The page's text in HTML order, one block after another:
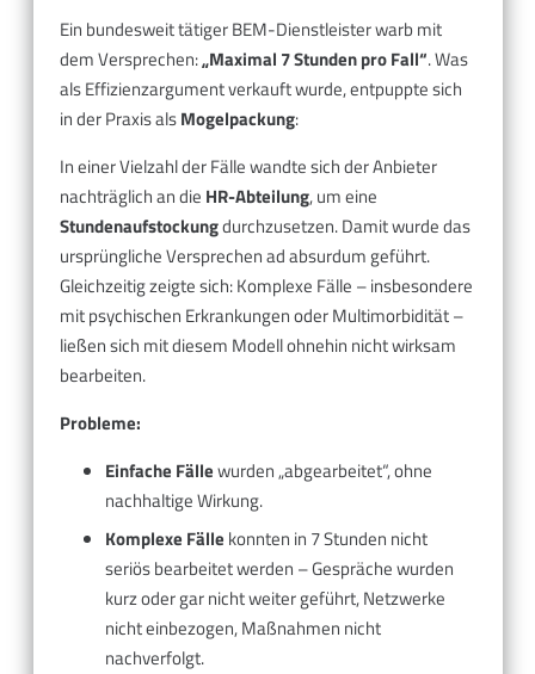
Ein bundesweit tätiger BEM-Dienstleister warb mit
dem Versprechen:„Maximal 7 Stunden pro Fall“. Was
als Effizienzargument verkauft wurde, entpuppte sich
in der Praxis alsMogelpackung:
In einer Vielzahl der Fälle wandte sich der Anbieter
nachträglich an die HR-Abteilung, um eine
Stundenaufstockungdurchzusetzen. Damit wurde das
ursprüngliche Versprechen ad absurdum geführt.
Gleichzeitig zeigte sich: Komplexe Fälle – insbesondere
mit psychischen Erkrankungen oder Multimorbidität –
ließen sich mit diesem Modell ohnehin nicht wirksam
bearbeiten.
Probleme:
Einfache Fällewurden „abgearbeitet“, ohne
nachhaltige Wirkung.
Komplexe Fälle konnten in 7 Stunden nicht
seriös bearbeitet werden – Gespräche wurden
kurz oder gar nicht weiter geführt, Netzwerke
nicht einbezogen, Maßnahmen nicht
nachverfolgt.